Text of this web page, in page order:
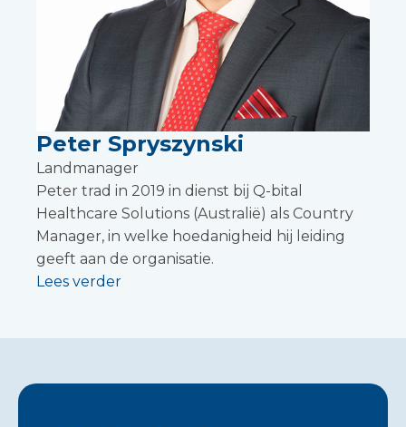
Peter Spryszynski
Landmanager
Peter trad in 2019 in dienst bij Q-bital
Healthcare Solutions (Australië) als Country
Manager, in welke hoedanigheid hij leiding
geeft aan de organisatie.
Lees verder